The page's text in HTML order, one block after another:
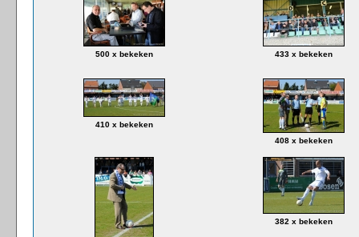
500 x bekeken 433 x bekeken
410 x bekeken
408 x bekeken
382 x bekeken